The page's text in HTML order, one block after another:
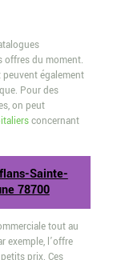
offres du moment.
également
Pour des
on peut
concernant
Sainte-
78700
tout au
exemple, l’offre